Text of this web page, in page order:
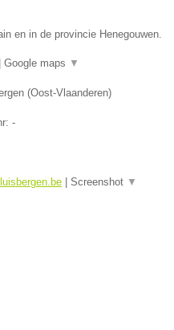
en in de provincie Henegouwen.
Google maps ▼
(Oost-Vlaanderen)
-
Screenshot ▼